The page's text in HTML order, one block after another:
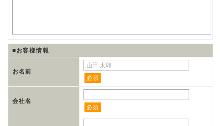
■お客様情報
お名前
必須
会社名
必須